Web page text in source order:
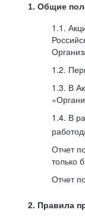
1. Общие
1.1.
1.2.
1.3. В
1.4. В
Отчет
только
Отчет
2. Правила